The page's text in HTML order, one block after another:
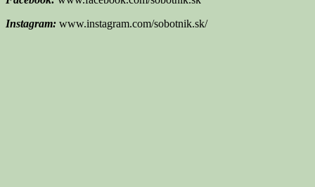
Instagram: www.instagram.com/sobotnik.sk/